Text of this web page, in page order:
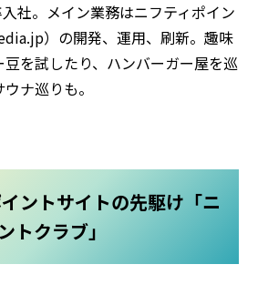
社。メイン業務はニフティポイン
）の開発、運用、刷新。趣味
を試したり、ハンバーガー屋を巡
ナ巡りも。
ントサイトの先駆け「ニ
トクラブ」